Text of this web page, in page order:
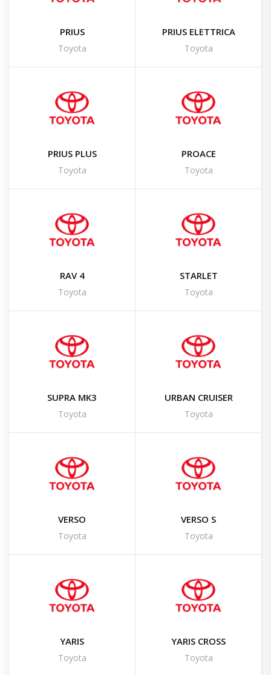
PRIUS
Toyota
PRIUS ELETTRICA
Toyota
PRIUS PLUS
Toyota
PROACE
Toyota
RAV 4
Toyota
STARLET
Toyota
SUPRA MK3
Toyota
URBAN CRUISER
Toyota
VERSO
Toyota
VERSO S
Toyota
YARIS
Toyota
YARIS CROSS
Toyota